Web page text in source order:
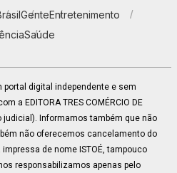
GenteEntretenimento
Saúde
portal digital independente e sem
a EDITORA TRES COMÉRCIO DE
judicial). Informamos também que não
não oferecemos cancelamento do
de nome ISTOÉ, tampouco
responsabilizamos apenas pelo